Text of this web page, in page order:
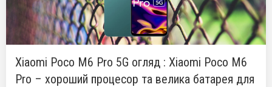
Xiaomi Poco M6 Pro 5G огляд : Xiaomi Poco M6
Pro – хороший процесор та велика батарея для